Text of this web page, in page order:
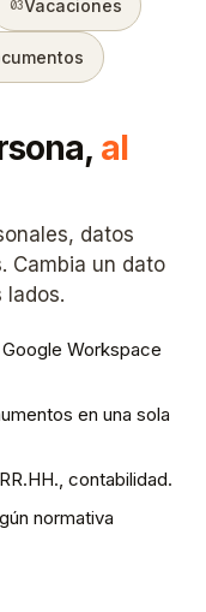
03Vacaciones
al
datos
Cambia un dato
lados.
Workspace
en una sola
contabilidad.
normativa